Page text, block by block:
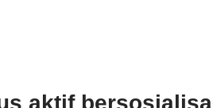
aktif